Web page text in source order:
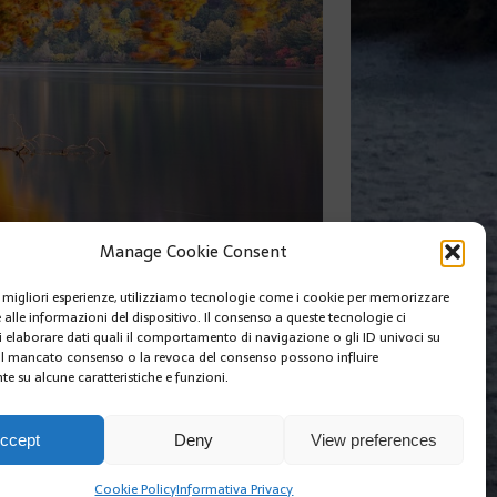
Manage Cookie Consent
migliori esperienze, utilizziamo tecnologie come i cookie per memorizzare
alle informazioni del dispositivo. Il consenso a queste tecnologie ci
elaborare dati quali il comportamento di navigazione o gli ID univoci su
mancato consenso o la revoca del consenso possono influire
su alcune caratteristiche e funzioni.
Deny View preferences
Cookie PolicyInformativa Privacy
SUIVANT
SIAMO COOKIE POLICY (EU)